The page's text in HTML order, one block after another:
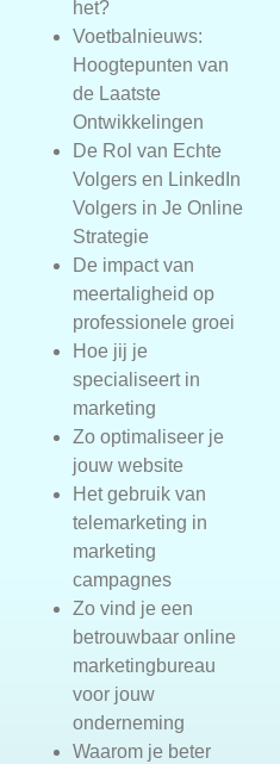
het?
Voetbalnieuws:
Hoogtepunten van
de Laatste
Ontwikkelingen
De Rol van Echte
Volgers en LinkedIn
Volgers in Je Online
Strategie
De impact van
meertaligheid op
professionele groei
Hoe jij je
specialiseert in
marketing
Zo optimaliseer je
jouw website
Het gebruik van
telemarketing in
marketing
campagnes
Zo vind je een
betrouwbaar online
marketingbureau
voor jouw
onderneming
Waarom je beter